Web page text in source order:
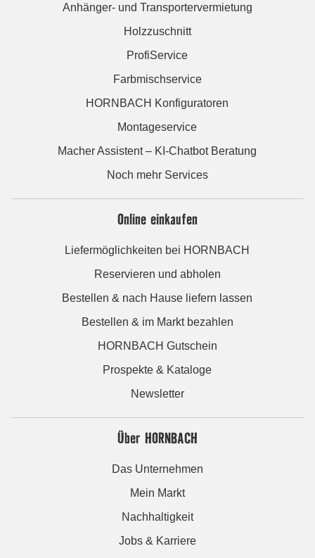
Anhänger- und Transportervermietung
Holzzuschnitt
ProfiService
Farbmischservice
HORNBACH Konfiguratoren
Montageservice
Macher Assistent – KI-Chatbot Beratung
Noch mehr Services
Online einkaufen
Liefermöglichkeiten bei HORNBACH
Reservieren und abholen
Bestellen & nach Hause liefern lassen
Bestellen & im Markt bezahlen
HORNBACH Gutschein
Prospekte & Kataloge
Newsletter
Über HORNBACH
Das Unternehmen
Mein Markt
Nachhaltigkeit
Jobs & Karriere